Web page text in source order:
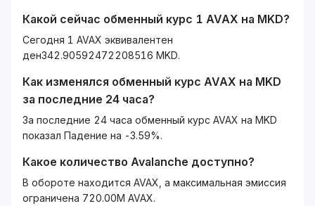
Какой сейчас обменный курс 1 AVAX на MKD?
Сегодня 1 AVAX эквивалентен
ден342.90592472208516 MKD.
Как изменялся обменный курс AVAX на MKD
за последние 24 часа?
За последние 24 часа обменный курс AVAX на MKD
показал Падение на -3.59%.
Какое количество Avalanche доступно?
В обороте находится AVAX, а максимальная эмиссия
ограничена 720.00M AVAX.